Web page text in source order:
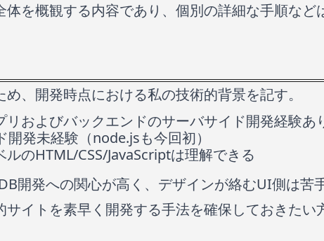
を概観する内容であり、個別の詳細な手順など
、開発時点における私の技術的背景を記す。
およびバックエンドのサーバサイド開発経験あ
発未経験（node.jsも今回初）
のHTML/CSS/JavaScriptは理解できる
開発への関心が高く、デザインが絡むUI側は苦手
イトを素早く開発する手法を確保しておきたい